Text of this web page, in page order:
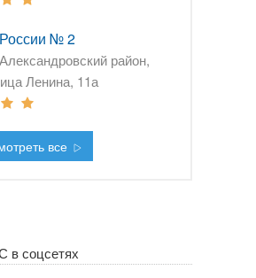
№ 2
район,
Ленина, 11а
все
в соцсетях